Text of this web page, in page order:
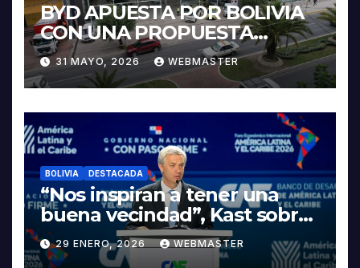
BYD APUESTA POR BOLIVIA
CON UNA PROPUESTA
INTEGRAL PARA IMPULSAR
LA ELECTROMOVILIDAD Y LA
INDUSTRIALIZACIÓN DEL
LITIO
31 MAYO, 2026 WEBMASTER
BOLIVIA DESTACADA
“Nos inspiran a tener una
buena vecindad”, Kast sobre
discurso del presidente
Rodrigo Paz
29 ENERO, 2026 WEBMASTER